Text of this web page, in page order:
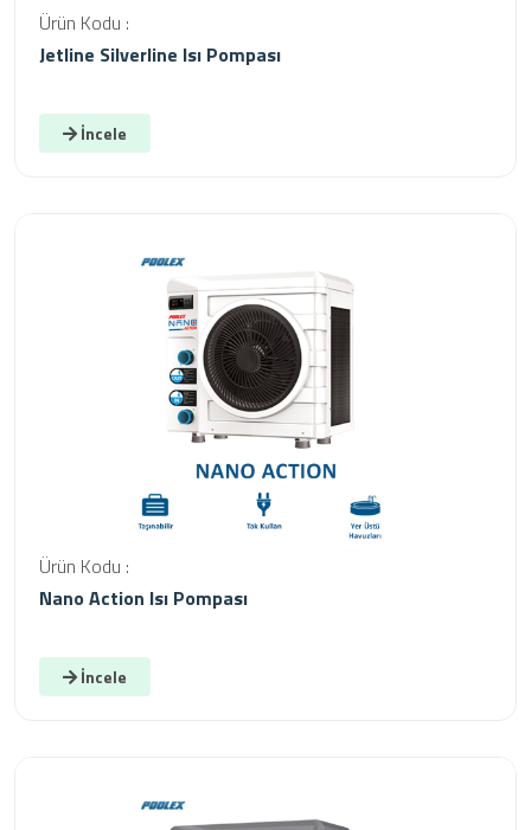
Ürün Kodu :
Jetline Silverline Isı Pompası
İncele
Ürün Kodu :
Nano Action Isı Pompası
İncele